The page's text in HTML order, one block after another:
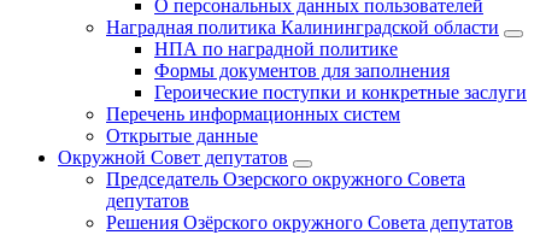
О персональных данных пользователей
Наградная политика Калининградской области
НПА по наградной политике
Формы документов для заполнения
Героические поступки и конкретные заслуги
Перечень информационных систем
Открытые данные
Окружной Совет депутатов
Председатель Озерского окружного Совета
депутатов
Решения Озёрского окружного Совета депутатов